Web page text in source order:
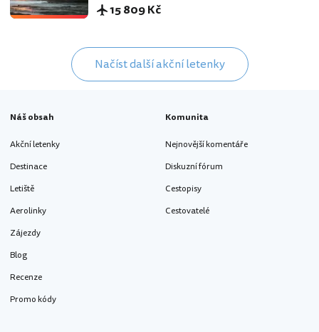
15 809 Kč
Načíst další akční letenky
Náš obsah
Akční letenky
Destinace
Letiště
Aerolinky
Zájezdy
Blog
Recenze
Promo kódy
Komunita
Nejnovější komentáře
Diskuzní fórum
Cestopisy
Cestovatelé